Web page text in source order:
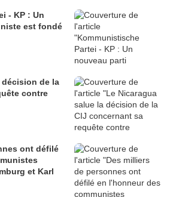
- KP : Un
est fondé
décision de la
contre
ont défilé
et Karl